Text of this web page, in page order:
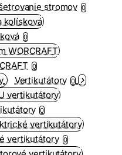
stromov 0
0
0
Vertikutátory 0
0
vertikutátory 0